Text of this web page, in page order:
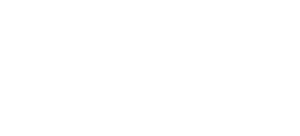
conceptul „Made in Europe” în jurul
țărilor
pe economia Europei și schimbă